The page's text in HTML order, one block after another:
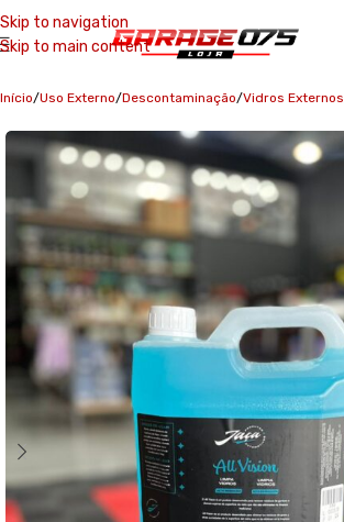
Skip to navigation
Skip to main content
Início Uso Externo Descontaminação Vidros Externos